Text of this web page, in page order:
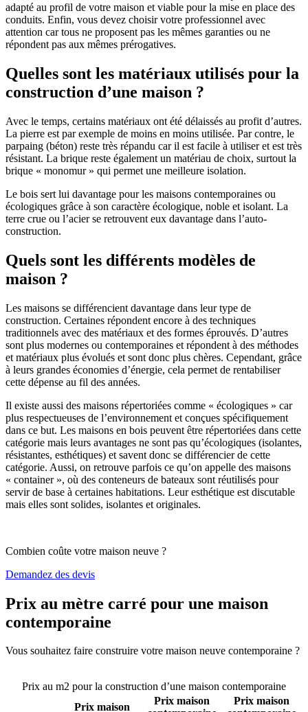
adapté au profil de votre maison et viable pour la mise en place des
conduits. Enfin, vous devez choisir votre professionnel avec
attention car tous ne proposent pas les mêmes garanties ou ne
répondent pas aux mêmes prérogatives.
Quelles sont les matériaux utilisés pour la
construction d’une maison ?
Avec le temps, certains matériaux ont été délaissés au profit d’autres.
La pierre est par exemple de moins en moins utilisée. Par contre, le
parpaing (béton) reste très répandu car il est facile à utiliser et est très
résistant. La brique reste également un matériau de choix, surtout la
brique « monomur » qui permet une meilleure isolation.
Le bois sert lui davantage pour les maisons contemporaines ou
écologiques grâce à son caractère écologique, noble et isolant. La
terre crue ou l’acier se retrouvent eux davantage dans l’auto-
construction.
Quels sont les différents modèles de
maison ?
Les maisons se différencient davantage dans leur type de
construction. Certaines répondent encore à des techniques
traditionnels avec des matériaux et des formes éprouvés. D’autres
sont plus modernes ou contemporaines et répondent à des méthodes
et matériaux plus évolués et sont donc plus chères. Cependant, grâce
à leurs grandes économies d’énergie, cela permet de rentabiliser
cette dépense au fil des années.
Il existe aussi des maisons répertoriées comme « écologiques » car
plus respectueuses de l’environnement et conçues spécifiquement
dans ce but. Les maisons en bois peuvent être répertoriées dans cette
catégorie mais leurs avantages ne sont pas qu’écologiques (isolantes,
résistantes, esthétiques) et savent donc se différencier de cette
catégorie. Aussi, on retrouve parfois ce qu’on appelle des maisons
« container », où des conteneurs de bateaux sont réutilisés pour
servir de base à certaines habitations. Leur esthétique est discutable
mais elles sont solides, isolantes et originales.
Combien coûte votre maison neuve ?
Demandez des devis
Prix au mètre carré pour une maison
contemporaine
Vous souhaitez faire construire votre maison neuve contemporaine ?
Prix au m2 pour la construction d’une maison contemporaine
Prix maison
Prix maison
Prix maison